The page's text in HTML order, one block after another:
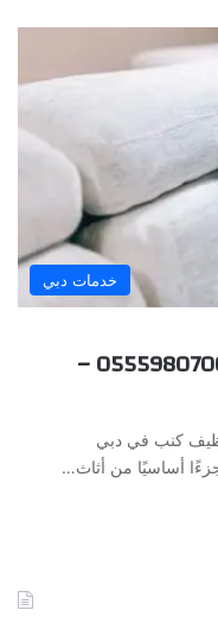
خدمات دبي
شركة تنظيف كنب في دبي 0555980700 –
كنب في دبي